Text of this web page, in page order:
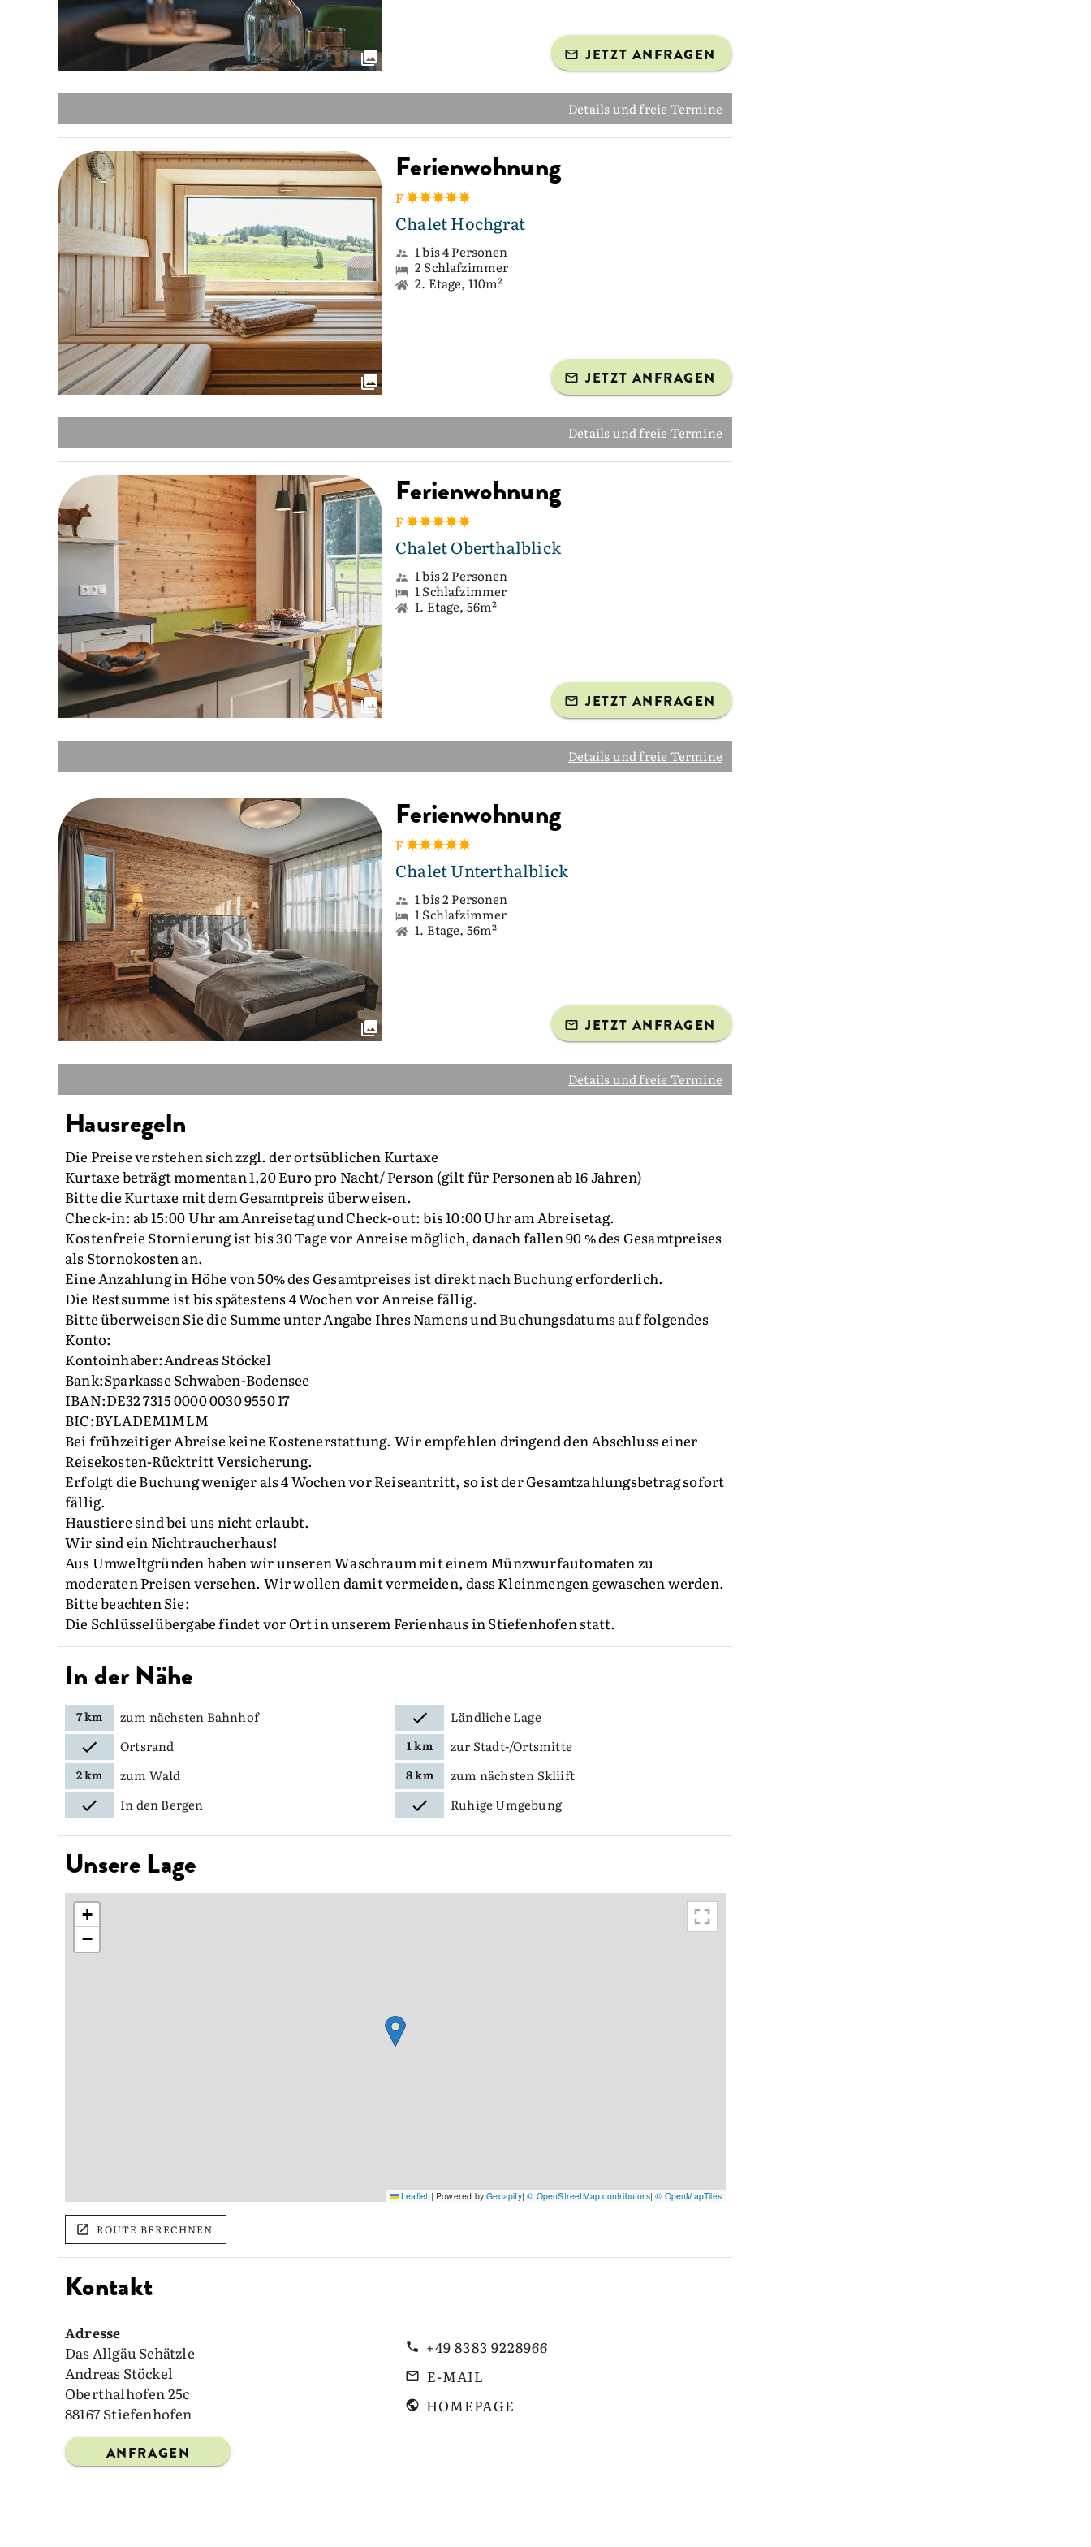
JETZT ANFRAGEN
Details und freie Termine
Ferienwohnung
F
Chalet Hochgrat
1 bis 4 Personen
2 Schlafzimmer
2. Etage, 110m²
JETZT ANFRAGEN
Details und freie Termine
Ferienwohnung
F
Chalet Oberthalblick
1 bis 2 Personen
1 Schlafzimmer
1. Etage, 56m²
JETZT ANFRAGEN
Details und freie Termine
Ferienwohnung
F
Chalet Unterthalblick
1 bis 2 Personen
1 Schlafzimmer
1. Etage, 56m²
JETZT ANFRAGEN
Details und freie Termine
Hausregeln
Die Preise verstehen sich zzgl. der ortsüblichen Kurtaxe
Kurtaxe beträgt momentan 1,20 Euro pro Nacht/ Person (gilt für Personen ab 16 Jahren)
Bitte die Kurtaxe mit dem Gesamtpreis überweisen.
Check-in: ab 15:00 Uhr am Anreisetag und Check-out: bis 10:00 Uhr am Abreisetag.
Kostenfreie Stornierung ist bis 30 Tage vor Anreise möglich, danach fallen 90 % des Gesamtpreises
als Stornokosten an.
Eine Anzahlung in Höhe von 50% des Gesamtpreises ist direkt nach Buchung erforderlich.
Die Restsumme ist bis spätestens 4 Wochen vor Anreise fällig.
Bitte überweisen Sie die Summe unter Angabe Ihres Namens und Buchungsdatums auf folgendes
Konto:
Kontoinhaber:Andreas Stöckel
Bank:Sparkasse Schwaben-Bodensee
IBAN:DE32 7315 0000 0030 9550 17
BIC:BYLADEM1MLM
Bei frühzeitiger Abreise keine Kostenerstattung. Wir empfehlen dringend den Abschluss einer
Reisekosten-Rücktritt Versicherung.
Erfolgt die Buchung weniger als 4 Wochen vor Reiseantritt, so ist der Gesamtzahlungsbetrag sofort
fällig.
Haustiere sind bei uns nicht erlaubt.
Wir sind ein Nichtraucherhaus!
Aus Umweltgründen haben wir unseren Waschraum mit einem Münzwurfautomaten zu
moderaten Preisen versehen. Wir wollen damit vermeiden, dass Kleinmengen gewaschen werden.
Bitte beachten Sie:
Die Schlüsselübergabe findet vor Ort in unserem Ferienhaus in Stiefenhofen statt.
In der Nähe
7 km zum nächsten Bahnhof
Ländliche Lage
Ortsrand
1 km zur Stadt-/Ortsmitte
2 km zum Wald 8 km
zum nächsten Skliift
In den Bergen
Ruhige Umgebung
Unsere Lage
+
−
Leaflet | Powered byGeoapify|© OpenStreetMap contributors|© OpenMapTiles
ROUTE BERECHNEN
Kontakt
Adresse
Das Allgäu Schätzle
Andreas Stöckel
Oberthalhofen 25c
88167 Stiefenhofen
ANFRAGEN
+49 8383 9228966
E-MAIL
HOMEPAGE